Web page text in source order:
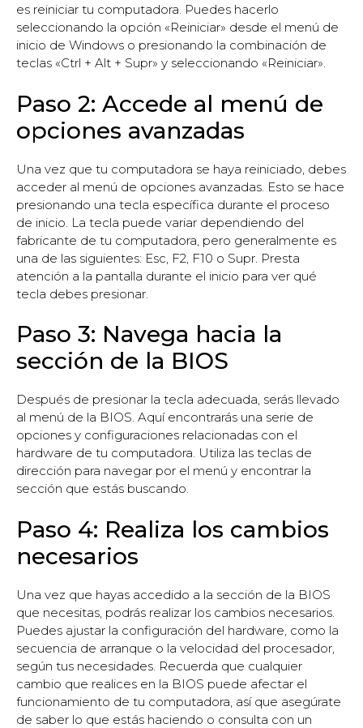
es reiniciar tu computadora. Puedes hacerlo
seleccionando la opción «Reiniciar» desde el menú de
inicio de Windows o presionando la combinación de
teclas «Ctrl + Alt + Supr» y seleccionando «Reiniciar».
Paso 2: Accede al menú de
opciones avanzadas
Una vez que tu computadora se haya reiniciado, debes
acceder al menú de opciones avanzadas. Esto se hace
presionando una tecla específica durante el proceso
de inicio. La tecla puede variar dependiendo del
fabricante de tu computadora, pero generalmente es
una de las siguientes: Esc, F2, F10 o Supr. Presta
atención a la pantalla durante el inicio para ver qué
tecla debes presionar.
Paso 3: Navega hacia la
sección de la BIOS
Después de presionar la tecla adecuada, serás llevado
al menú de la BIOS. Aquí encontrarás una serie de
opciones y configuraciones relacionadas con el
hardware de tu computadora. Utiliza las teclas de
dirección para navegar por el menú y encontrar la
sección que estás buscando.
Paso 4: Realiza los cambios
necesarios
Una vez que hayas accedido a la sección de la BIOS
que necesitas, podrás realizar los cambios necesarios.
Puedes ajustar la configuración del hardware, como la
secuencia de arranque o la velocidad del procesador,
según tus necesidades. Recuerda que cualquier
cambio que realices en la BIOS puede afectar el
funcionamiento de tu computadora, así que asegúrate
de saber lo que estás haciendo o consulta con un